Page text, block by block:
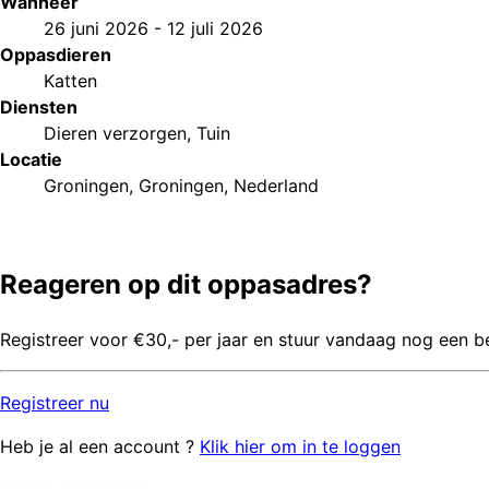
26 juni 2026 - 12 juli 2026
Oppasdieren
Katten
Diensten
Dieren verzorgen, Tuin
Locatie
Groningen, Groningen, Nederland
Reageren op dit oppasadres?
Registreer voor €30,- per jaar en stuur vandaag nog een
Registreer nu
Heb je al een account ? Klik hier om in te loggen